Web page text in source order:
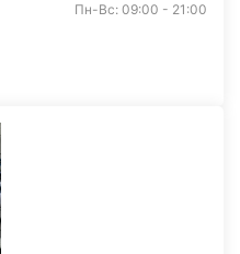
Пн-Вс: 09:00 - 21:00